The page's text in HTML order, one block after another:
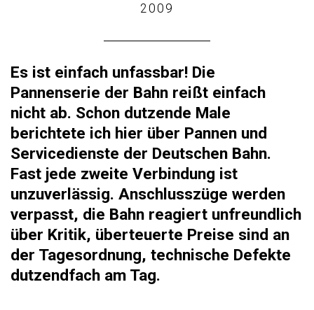
2009
Es ist einfach unfassbar! Die
Pannenserie der Bahn reißt einfach
nicht ab. Schon dutzende Male
berichtete ich hier über Pannen und
Servicedienste der Deutschen Bahn.
Fast jede zweite Verbindung ist
unzuverlässig. Anschlusszüge werden
verpasst, die Bahn reagiert unfreundlich
über Kritik, überteuerte Preise sind an
der Tagesordnung, technische Defekte
dutzendfach am Tag.